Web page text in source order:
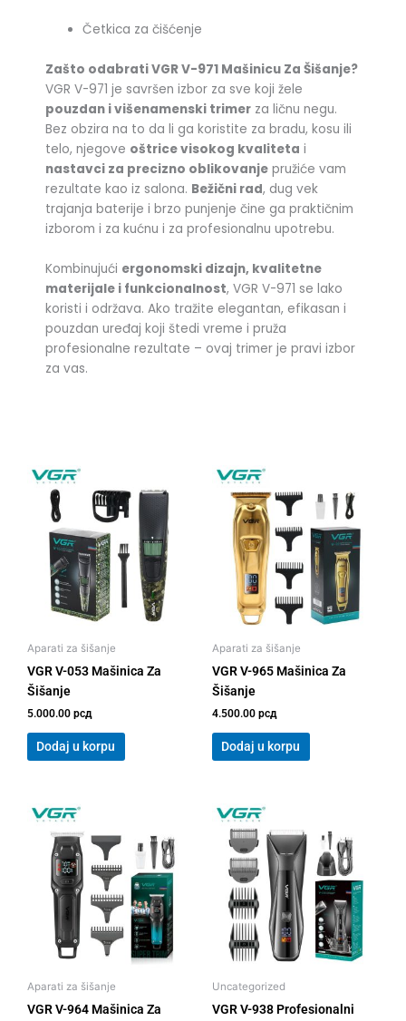
Četkica za čišćenje
Zašto odabrati VGR V-971 Mašinicu Za Šišanje?
VGR V-971 je savršen izbor za sve koji žele
pouzdan i višenamenski trimer za ličnu negu.
Bez obzira na to da li ga koristite za bradu, kosu ili
telo, njegove oštrice visokog kvaliteta i
nastavci za precizno oblikovanje pružiće vam
rezultate kao iz salona. Bežični rad, dug vek
trajanja baterije i brzo punjenje čine ga praktičnim
izborom i za kućnu i za profesionalnu upotrebu.
Kombinujući ergonomski dizajn, kvalitetne
materijale i funkcionalnost, VGR V-971 se lako
koristi i održava. Ako tražite elegantan, efikasan i
pouzdan uređaj koji štedi vreme i pruža
profesionalne rezultate – ovaj trimer je pravi izbor
za vas.
Aparati za šišanje
VGR V-053 Mašinica Za
Šišanje
5.000.00 рсд
Dodaj u korpu
Aparati za šišanje
VGR V-965 Mašinica Za
Šišanje
4.500.00 рсд
Dodaj u korpu
Aparati za šišanje
VGR V-964 Mašinica Za
Uncategorized
VGR V-938 Profesionalni